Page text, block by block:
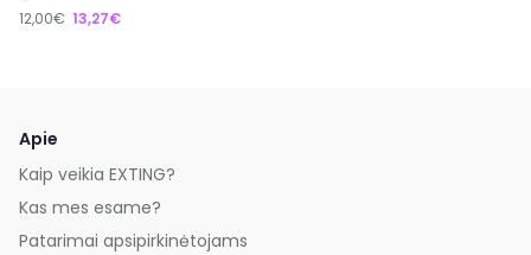
12,00€ 13,27€
Apie
Kaip veikia EXTING?
Kas mes esame?
Patarimai apsipirkinėtojams